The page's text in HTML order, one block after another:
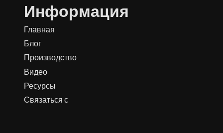
Информация
Главная
Блог
Производство
Видео
Ресурсы
Связаться с